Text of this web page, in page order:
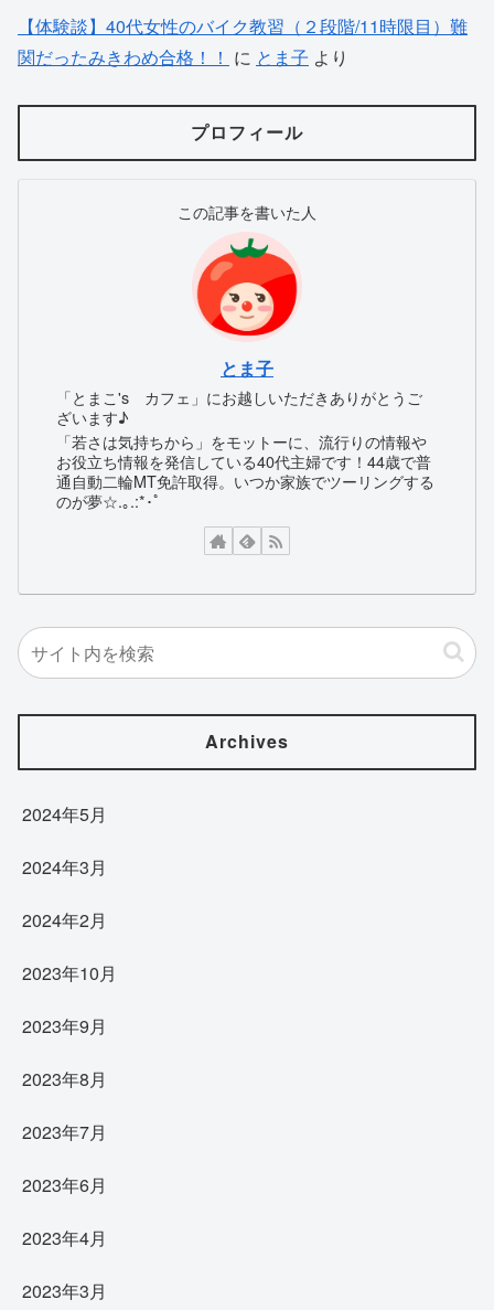
【体験談】40代女性のバイク教習（２段階/11時限目）難
関だったみきわめ合格！！ に とま子 より
プロフィール
この記事を書いた人
とま子
「とまこ's カフェ」にお越しいただきありがとうご
ざいます♪
「若さは気持ちから」をモットーに、流行りの情報や
お役立ち情報を発信している40代主婦です！44歳で普
通自動二輪MT免許取得。いつか家族でツーリングする
のが夢☆.｡.:*･ﾟ
Archives
2024年5月
2024年3月
2024年2月
2023年10月
2023年9月
2023年8月
2023年7月
2023年6月
2023年4月
2023年3月